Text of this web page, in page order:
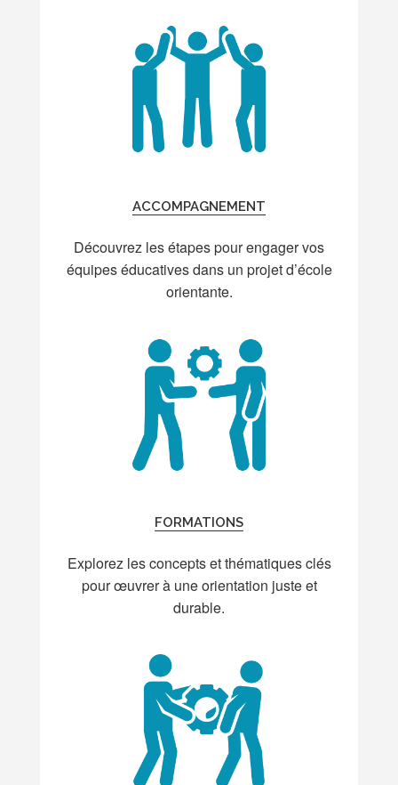
ACCOMPAGNEMENT
Découvrez les étapes pour engager vos
équipes éducatives dans un projet d’école
orientante.
FORMATIONS
Explorez les concepts et thématiques clés
pour œuvrer à une orientation juste et
durable.